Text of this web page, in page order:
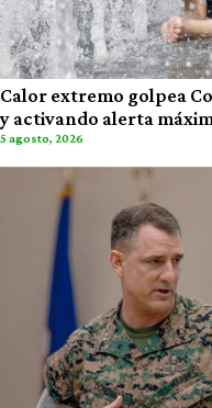
Calor extremo golpea
y activando alerta
5 agosto, 2026